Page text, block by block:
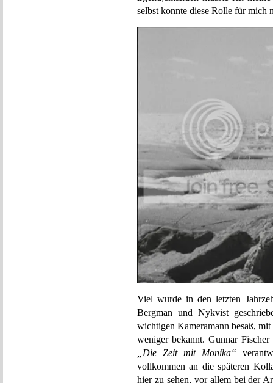
selbst konnte diese Rolle für mich
Viel wurde in den letzten
Bergman und Nykvist
wichtigen Kameramann besaß,
weniger bekannt. Gunnar
„Die Zeit mit Monika“
vollkommen an die späteren
hier zu sehen, vor allem bei der